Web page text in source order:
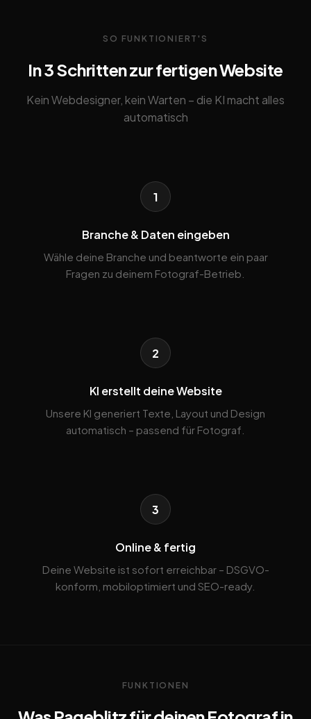
SO FUNKTIONIERT'S
In 3 Schritten zur fertigen Website
Kein Webdesigner, kein Warten – die KI macht alles
automatisch
1
Branche & Daten eingeben
Wähle deine Branche und beantworte ein paar
Fragen zu deinem Fotograf-Betrieb.
2
KI erstellt deine Website
Unsere KI generiert Texte, Layout und Design
automatisch – passend für Fotograf.
3
Online & fertig
Deine Website ist sofort erreichbar – DSGVO-
konform, mobiloptimiert und SEO-ready.
FUNKTIONEN